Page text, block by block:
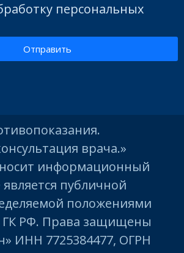
персональных
Отправить
врача.»
информационный
публичной
положениями
ГК РФ. Права защищены
ИНН 7725384477, ОГРН